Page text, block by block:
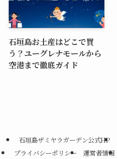
石垣島お土産はどこで買
う？ユーグレナモールから
空港まで徹底ガイド
石垣島ザミヤラガーデン公式HP
プライバシーポリシー
運営者情報